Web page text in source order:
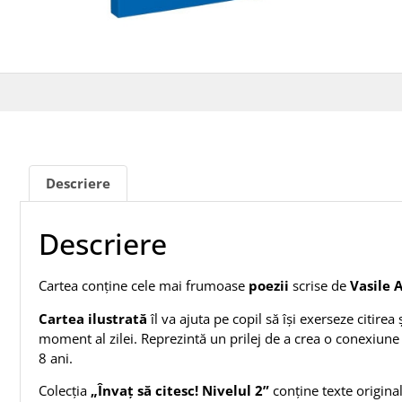
Descriere
Descriere
Cartea conține cele mai frumoase poezii scrise de Vasile
Cartea ilustrată îl va ajuta pe copil să își exerseze
moment al zilei. Reprezintă un prilej de a crea o
8 ani.
Colecția „Învaţ să citesc! Nivelul 2” conține texte